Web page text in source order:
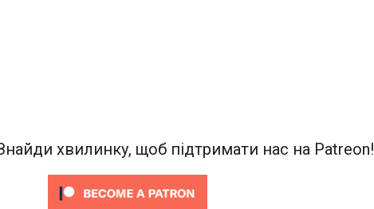
хвилинку, щоб підтримати нас на Patreon!